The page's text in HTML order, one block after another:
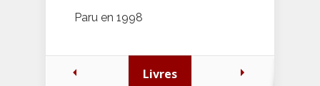
Paru en 1998
Livres